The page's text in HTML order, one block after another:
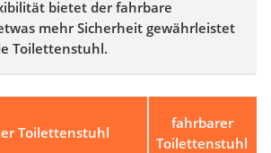
bietet der fahrbare
mehr Sicherheit gewährleistet
Toilettenstuhl.
Toilettenstuhl
fahrbarer
Toilettenstuhl